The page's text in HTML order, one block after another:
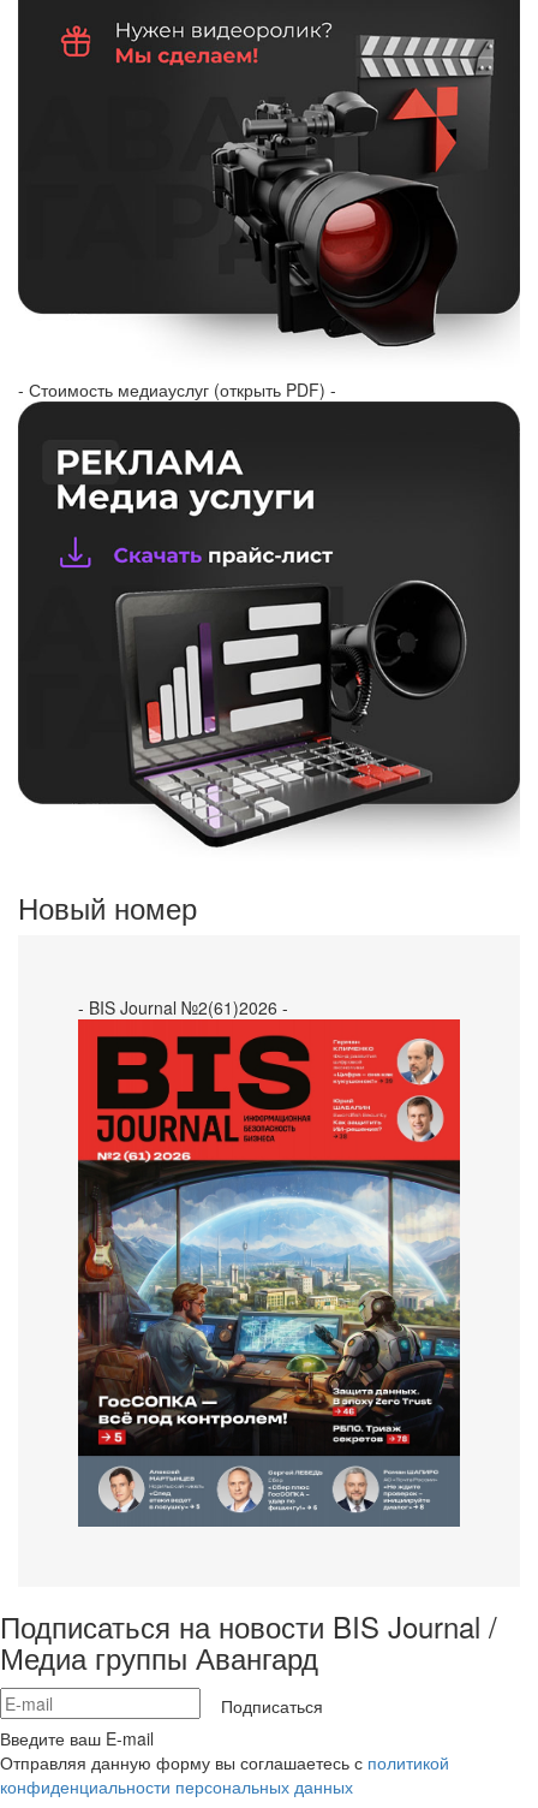
- Стоимость медиауслуг (открыть PDF) -
Новый номер
- BIS Journal №2(61)2026 -
Подписаться на новости BIS Journal /
Медиа группы Авангард
Подписаться
Введите ваш E-mail
Отправляя данную форму вы соглашаетесь с политикой
конфиденциальности персональных данных